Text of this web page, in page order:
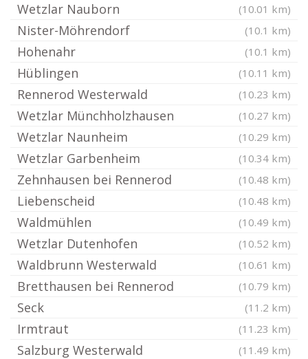
Wetzlar Nauborn (10.01 km)
Nister-Möhrendorf (10.1 km)
Hohenahr (10.1 km)
Hüblingen (10.11 km)
Rennerod Westerwald (10.23 km)
Wetzlar Münchholzhausen (10.27 km)
Wetzlar Naunheim (10.29 km)
Wetzlar Garbenheim (10.34 km)
Zehnhausen bei Rennerod (10.48 km)
Liebenscheid (10.48 km)
Waldmühlen (10.49 km)
Wetzlar Dutenhofen (10.52 km)
Waldbrunn Westerwald (10.61 km)
Bretthausen bei Rennerod (10.79 km)
Seck (11.2 km)
Irmtraut (11.23 km)
Salzburg Westerwald (11.49 km)